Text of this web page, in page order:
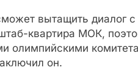
вытащить диалог
квартира МОК,
олимпийскими
он.